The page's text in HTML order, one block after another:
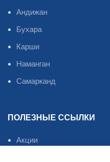
Андижан
Бухара
Карши
Наманган
Самарканд
ПОЛЕЗНЫЕ ССЫЛКИ
Акции